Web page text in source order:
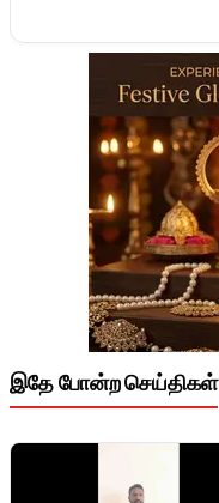
இதே போன்ற செய்திகள்